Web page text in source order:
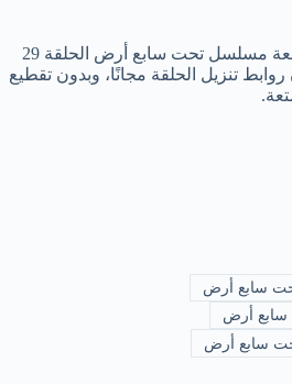
ختامًا عرضنا لكم طريقة متابعة مسلسل تحت سابع أرض الحلقة 29
روابط تنزيل الحلقة مجانًا، وبدون تقطيع
أرض